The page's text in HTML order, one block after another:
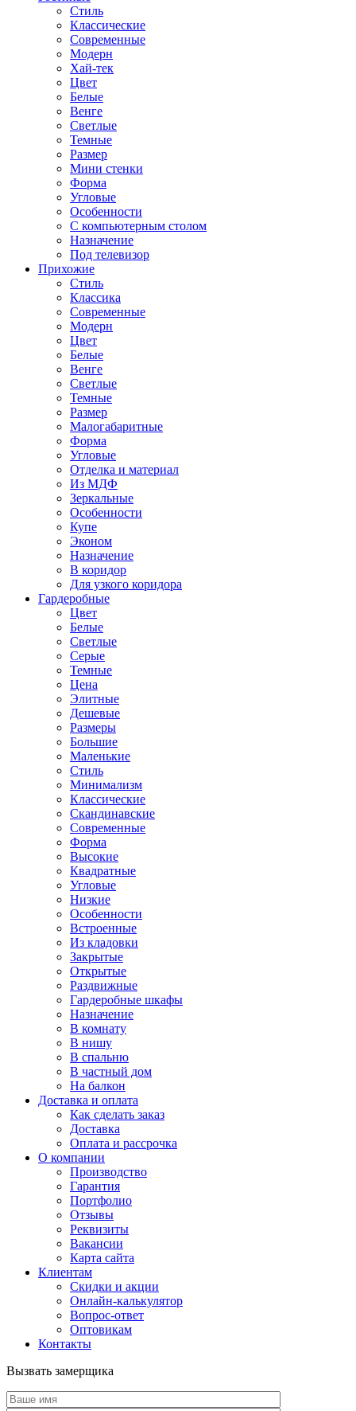
Стиль
Классические
Современные
Модерн
Хай-тек
Цвет
Белые
Венге
Светлые
Темные
Размер
Мини стенки
Форма
Угловые
Особенности
С компьютерным столом
Назначение
Под телевизор
Прихожие
Стиль
Классика
Современные
Модерн
Цвет
Белые
Венге
Светлые
Темные
Размер
Малогабаритные
Форма
Угловые
Отделка и материал
Из МДФ
Зеркальные
Особенности
Купе
Эконом
Назначение
В коридор
Для узкого коридора
Гардеробные
Цвет
Белые
Светлые
Серые
Темные
Цена
Элитные
Дешевые
Размеры
Большие
Маленькие
Стиль
Минимализм
Классические
Скандинавские
Современные
Форма
Высокие
Квадратные
Угловые
Низкие
Особенности
Встроенные
Из кладовки
Закрытые
Открытые
Раздвижные
Гардеробные шкафы
Назначение
В комнату
В нишу
В спальню
В частный дом
На балкон
Доставка и оплата
Как сделать заказ
Доставка
Оплата и рассрочка
О компании
Производство
Гарантия
Портфолио
Отзывы
Реквизиты
Вакансии
Карта сайта
Клиентам
Скидки и акции
Онлайн-калькулятор
Вопрос-ответ
Оптовикам
Контакты
Вызвать замерщика